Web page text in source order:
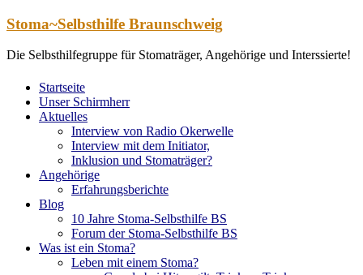
Zum
springen
Stoma~Selbsthilfe Braunschweig
Die Selbsthilfegruppe für Stomaträger, Angehörige und Interssierte!
Startseite
Unser Schirmherr
Aktuelles
Interview von Radio Okerwelle
Interview mit dem Initiator,
Inklusion und Stomaträger?
Angehörige
Erfahrungsberichte
Blog
10 Jahre Stoma-Selbsthilfe BS
Forum der Stoma-Selbsthilfe BS
Was ist ein Stoma?
Leben mit einem Stoma?